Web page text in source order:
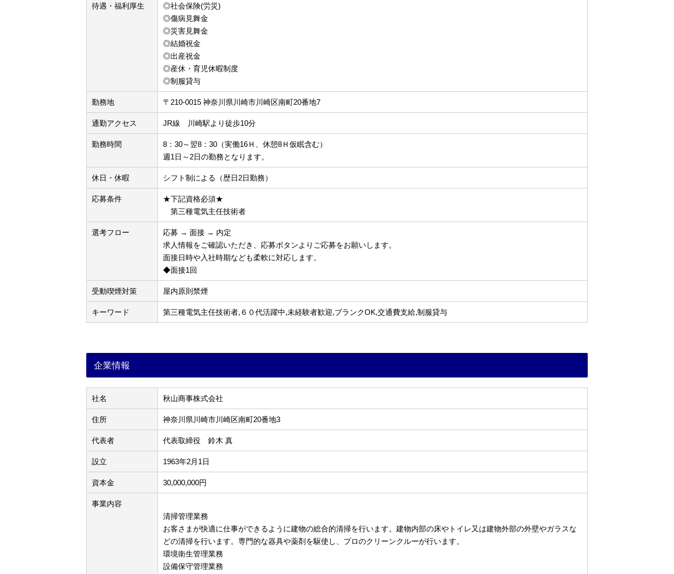
待遇・福利厚生
◎社会保険(労災)
◎傷病見舞金
◎災害見舞金
◎結婚祝金
◎出産祝金
◎産休・育児休暇制度
◎制服貸与
勤務地 〒210-0015 神奈川県川崎市川崎区南町20番地7
通勤アクセス JR線 川崎駅より徒歩10分
勤務時間
8：30～翌8：30（実働16Ｈ、休憩8Ｈ仮眠含む）
週1日～2日の勤務となります。
休日・休暇 シフト制による（歴日2日勤務）
応募条件
★下記資格必須★
第三種電気主任技術者
選考フロー
応募 → 面接 → 内定
求人情報をご確認いただき、応募ボタンよりご応募をお願いします。
面接日時や入社時期なども柔軟に対応します。
◆面接1回
受動喫煙対策 屋内原則禁煙
キーワード 第三種電気主任技術者,６０代活躍中,未経験者歓迎,ブランクOK,交通費支給,制服貸与
企業情報
社名 秋山商事株式会社
住所 神奈川県川崎市川崎区南町20番地3
代表者 代表取締役 鈴木 真
設立 1963年2月1日
資本金 30,000,000円
事業内容
清掃管理業務
お客さまが快適に仕事ができるように建物の総合的清掃を行います。建物内部の床やトイレ又は建物外部の外壁やガラスな
どの清掃を行います。専門的な器具や薬剤を駆使し、プロのクリーンクルーが行います。
環境衛生管理業務
設備保守管理業務